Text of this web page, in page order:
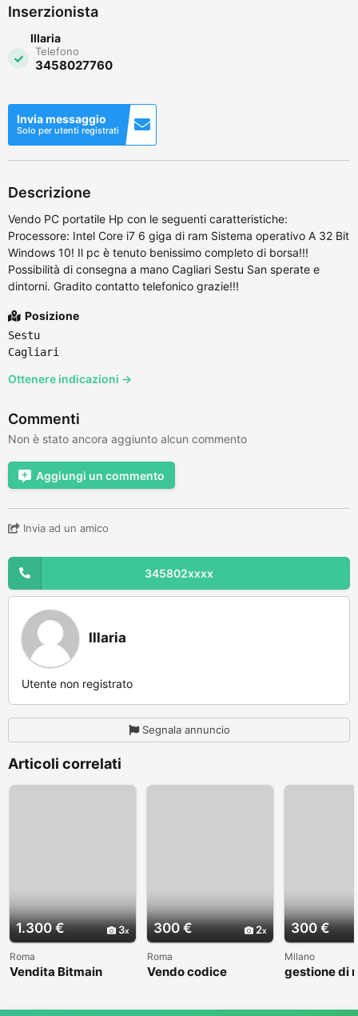
Inserzionista
Illaria
Telefono
3458027760
Invia messaggio
Solo per utenti registrati
Descrizione
Vendo PC portatile Hp con le seguenti caratteristiche:
Processore: Intel Core i7 6 giga di ram Sistema operativo A 32 Bit
Windows 10! Il pc è tenuto benissimo completo di borsa!!!
Possibilità di consegna a mano Cagliari Sestu San sperate e
dintorni. Gradito contatto telefonico grazie!!!
Posizione
Sestu
Cagliari
Ottenere indicazioni →
Commenti
Non è stato ancora aggiunto alcun commento
Aggiungi un commento
Invia ad un amico
345802xxxx
Illaria
Utente non registrato
Segnala annuncio
Articoli correlati
1.300 € 3
Roma
Vendita Bitmain
Hyd asic Miner
300 € 2
Roma
Vendo codice
e bar
300 €
Milano
gestione di
e bar. Il